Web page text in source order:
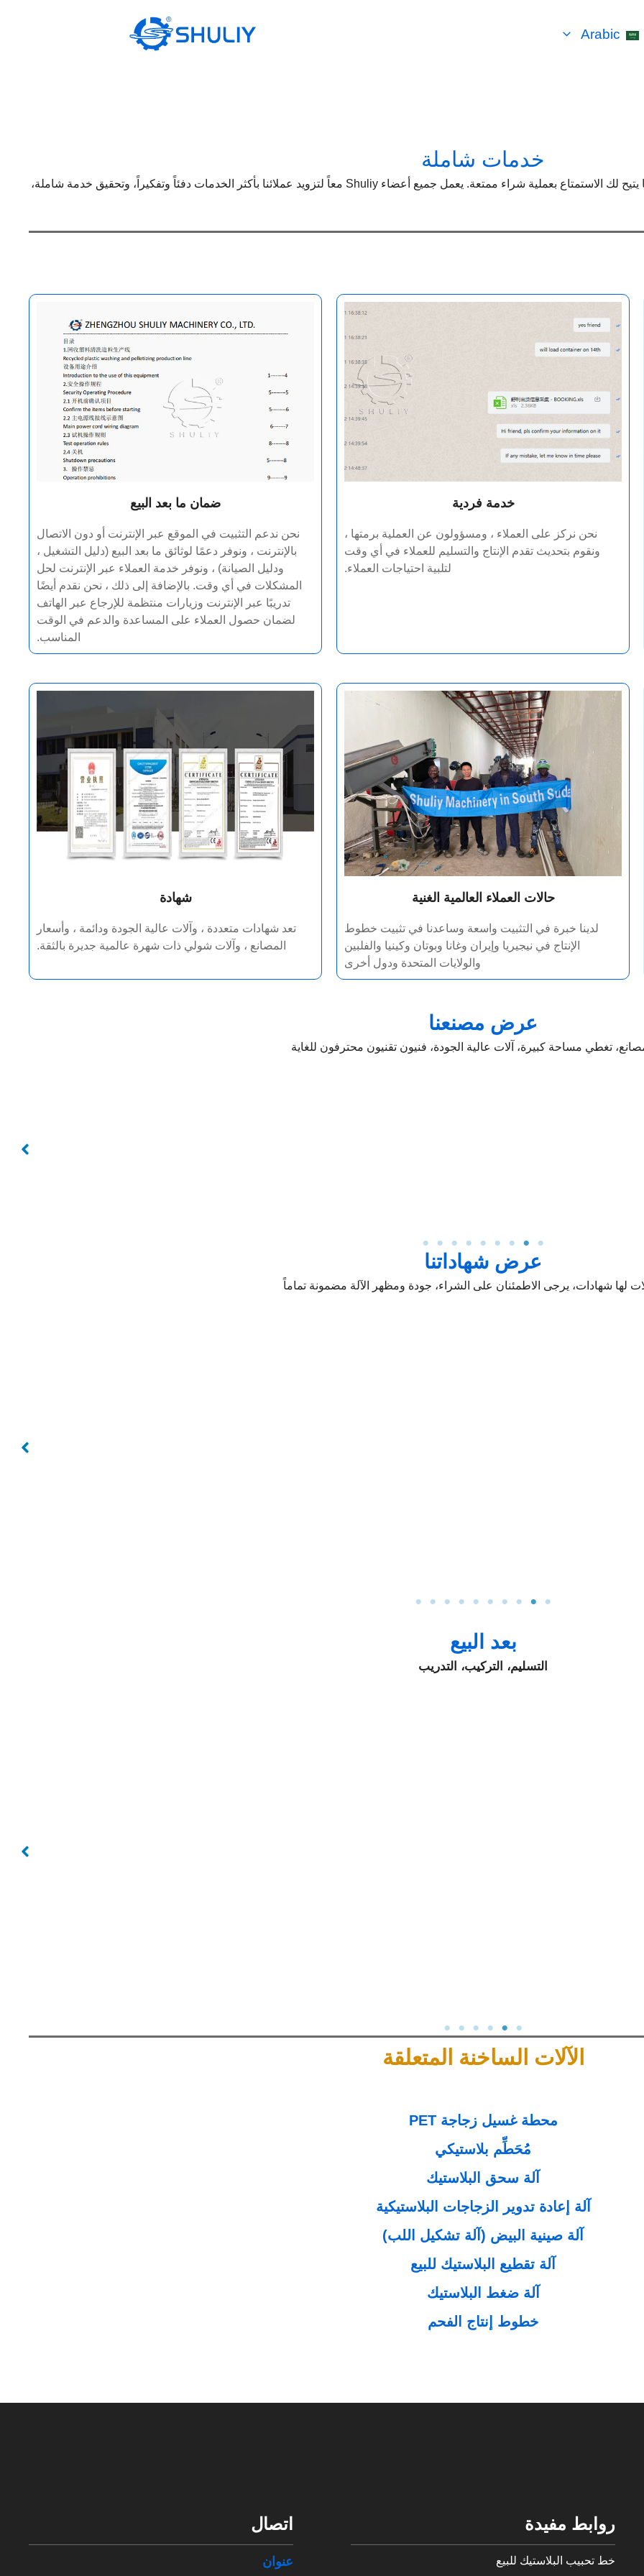
Arabic
خدمات شاملة
تُقدم آلة Shuliy لك حلولاً مثالية مع خدمة من الدرجة الأولى، مما يتيح لك الاستمتاع بعملية شراء ممتعة. يعمل جميع أعضاء Shuliy معاً لتزويد عملائنا بأكثر الخدمات دفئاً وتفكيراً، وتحقيق خدمة شاملة،
خدمة فردية
نحن نركز على العملاء ، ومسؤولون عن العملية برمتها ،
ونقوم بتحديث تقدم الإنتاج والتسليم للعملاء في أي وقت
لتلبية احتياجات العملاء.
ضمان ما بعد البيع
نحن ندعم التثبيت في الموقع عبر الإنترنت أو دون الاتصال
بالإنترنت ، ونوفر دعمًا لوثائق ما بعد البيع (دليل التشغيل ،
ودليل الصيانة) ، ونوفر خدمة العملاء عبر الإنترنت لحل
المشكلات في أي وقت. بالإضافة إلى ذلك ، نحن نقدم أيضًا
تدريبًا عبر الإنترنت وزيارات منتظمة للإرجاع عبر الهاتف
لضمان حصول العملاء على المساعدة والدعم في الوقت
المناسب.
حالات العملاء العالمية الغنية
لدينا خبرة في التثبيت واسعة وساعدنا في تثبيت خطوط
الإنتاج في نيجيريا وإيران وغانا وبوتان وكينيا والفلبين
والولايات المتحدة ودول أخرى
شهادة
تعد شهادات متعددة ، وآلات عالية الجودة ودائمة ، وأسعار
المصانع ، وآلات شولي ذات شهرة عالمية جديرة بالثقة.
عرض مصنعنا
تغطي مساحة كبيرة، آلات عالية الجودة، فنيون تقنيون محترفون للغاية
عرض شهاداتنا
لها شهادات، يرجى الاطمئنان على الشراء، جودة ومظهر الآلة مضمونة تماماً
بعد البيع
التسليم، التركيب، التدريب
الآلات الساخنة المتعلقة
محطة غسيل زجاجة PET
مُحَطِّم بلاستيكي
آلة سحق البلاستيك
آلة إعادة تدوير الزجاجات البلاستيكية
آلة صينية البيض (آلة تشكيل اللب)
آلة تقطيع البلاستيك للبيع
آلة ضغط البلاستيك
خطوط إنتاج الفحم
روابط مفيدة
خط تحبيب البلاستيك للبيع
اتصال
عنوان